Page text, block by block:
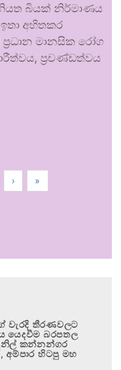
බියක් නිර්මාණය
අහිතකර
මානසික රෝග
ප්‍රචණ්ඩත්වය
› »
වැරදි තීරණවලට
යෙදවීම බරපතල
කන්නන්ගර
හිටපු මහ